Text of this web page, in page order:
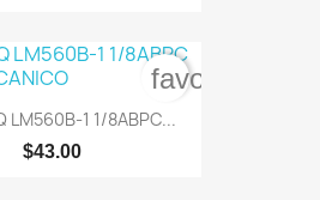
LM560B-1 1/8ABPC...
$43.00